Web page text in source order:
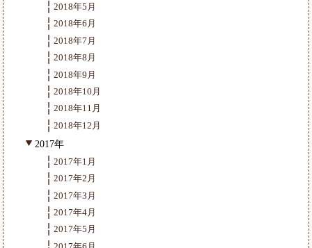
2018年5月
2018年6月
2018年7月
2018年8月
2018年9月
2018年10月
2018年11月
2018年12月
2017年
2017年1月
2017年2月
2017年3月
2017年4月
2017年5月